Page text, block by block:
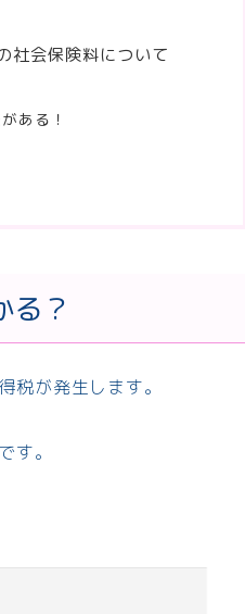
会保険料について
ある！
る？
税が発生します。
す。